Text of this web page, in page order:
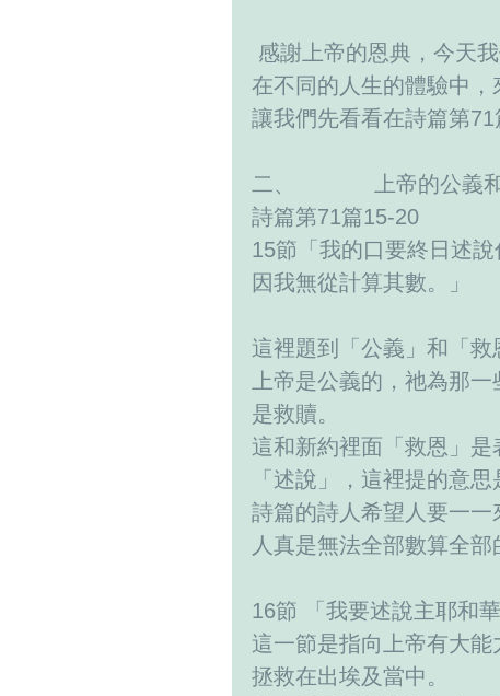
感謝上帝的恩典，今天
在不同的人生的體驗中，
讓我們先看看在詩篇第71
二、            上帝的公義
詩篇第71篇15-20
15節「我的口要終日述說
因我無從計算其數。」
這裡題到「公義」和「救
上帝是公義的，祂為那
是救贖。
這和新約裡面「救恩」是
「述說」，這裡提的意思
詩篇的詩人希望人要一一
人真是無法全部數算全
16節 「我要述說主耶和
這一節是指向上帝有大
拯救在出埃及當中。